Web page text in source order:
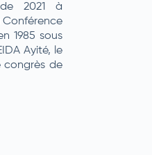
2021 à
Conférence
1985 sous
Ayité, le
congrès de